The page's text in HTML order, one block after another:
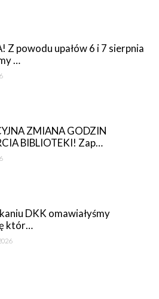
Z powodu upałów 6 i 7 sierpnia
…
ZMIANA GODZIN
BIBLIOTEKI! Zap…
DKK omawiałyśmy
któr…